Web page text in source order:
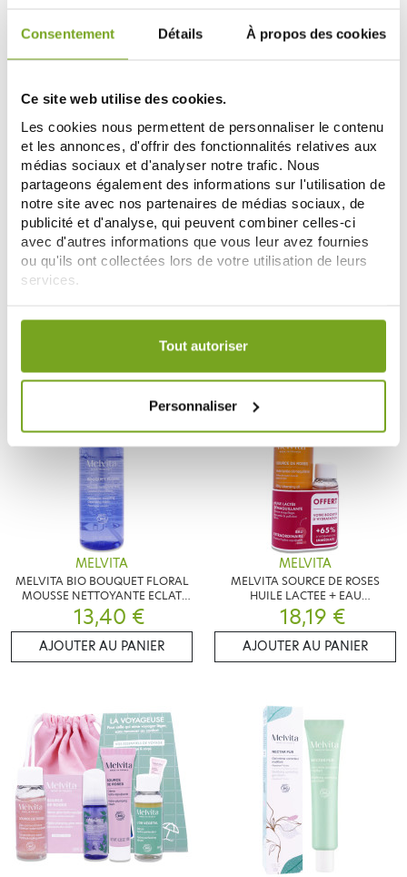
Consentement Détails À propos des cookies
Ce site web utilise des cookies.
Les cookies nous permettent de personnaliser le contenu
et les annonces, d'offrir des fonctionnalités relatives aux
médias sociaux et d'analyser notre trafic. Nous
partageons également des informations sur l'utilisation de
notre site avec nos partenaires de médias sociaux, de
publicité et d'analyse, qui peuvent combiner celles-ci
avec d'autres informations que vous leur avez fournies
ou qu'ils ont collectées lors de votre utilisation de leurs
services.
Votre choix de consentement est conservé pendant une
Tout autoriser
Personnaliser
MELVITA
MELVITA BIO BOUQUET FLORAL
DÉMAQUILLANT YEUX 100ML
13,40 €
AJOUTER AU PANIER
MELVITA
MELVITA BIO NECTAR PUR ROLL
AJOUTER AU PANIER
MELVITA
MELVITA BIO BOUQUET FLORAL
MOUSSE NETTOYANTE ECLAT
150ML
13,40 €
AJOUTER AU PANIER
MELVITA
MELVITA SOURCE DE ROSES
HUILE LACTEE + EAU
EXTRAORDINAIRE
18,19 €
AJOUTER AU PANIER